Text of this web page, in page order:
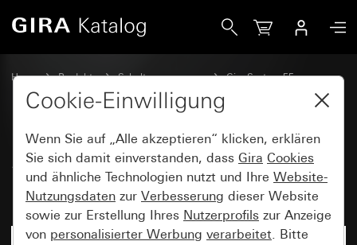
Home Produkte Schalterprogramme
Gira System 55
Schalten und Tasten
System 3000 Bedienaufsatz
Memory Pfeilsymbole System 55
Cookie-Einwilligung
Wenn Sie auf „Alle akzeptieren“ klicken, erklären
Sie sich damit einverstanden, dass Gira Cookies
und ähnliche Technologien nutzt und Ihre Website-
Nutzungsdaten zur Verbesserung dieser Website
sowie zur Erstellung Ihres Nutzerprofils zur Anzeige
von personalisierter Werbung verarbeitet. Bitte